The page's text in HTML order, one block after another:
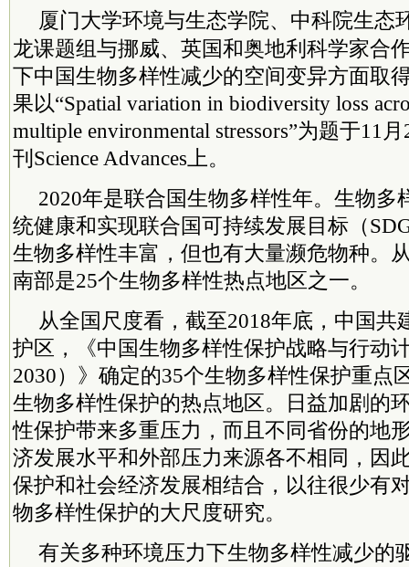
厦门大学环境与生态学院、 中科院生态
龙课题组与挪威、英国和奥地利科学家合
下中国生物多样性减少的空间变异方面取
果以“Spatial variation in biodiversity loss
multiple environmental stressors”为题于11
刊Science Advances上。
2020年是联合国生物多样性年。生物多
统健康和实现联合国可持续发展目标（
生物多样性丰富，但也有大量濒危物种。
南部是25个生物多样性热点地区之一。
从全国尺度看，截至2018年底，中国共
护区，《中国生物多样性保护战略与行动
2030）》确定的35个生物多样性保护重点
生物多样性保护的热点地区。日益加剧的
性保护带来多重压力，而且不同省份的地
济发展水平和外部压力来源各不相同，因
保护和社会经济发展相结合，以往很少有
物多样性保护的大尺度研究。
有关多种环境压力下生物多样性减少的